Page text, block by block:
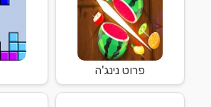
פרוט נינג'ה